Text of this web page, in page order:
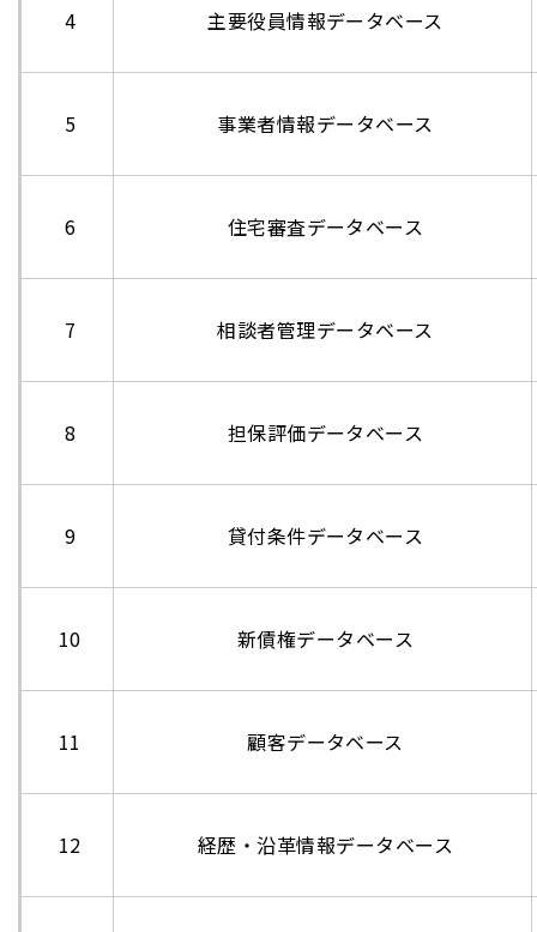
4 主要役員情報データベース
5 事業者情報データベース
6 住宅審査データベース
7 相談者管理データベース
8 担保評価データベース
9 貸付条件データベース
10 新債権データベース
11 顧客データベース
12 経歴・沿革情報データベース